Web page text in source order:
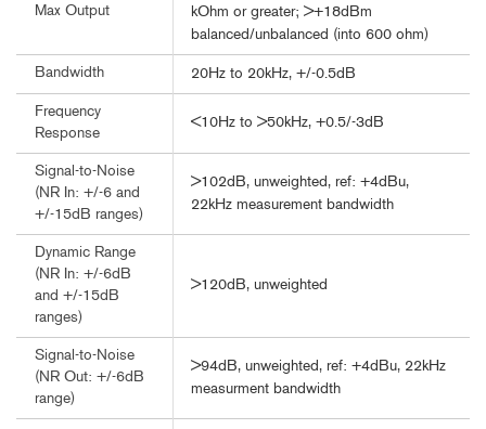
Max Output
kOhm or greater; >+18dBm
balanced/unbalanced (into 600 ohm)
Bandwidth 20Hz to 20kHz, +/-0.5dB
Frequency
Response
<10Hz to >50kHz, +0.5/-3dB
Signal-to-Noise
(NR In: +/-6 and
+/-15dB ranges)
>102dB, unweighted, ref: +4dBu,
22kHz measurement bandwidth
Dynamic Range
(NR In: +/-6dB
and +/-15dB
ranges)
>120dB, unweighted
Signal-to-Noise
(NR Out: +/-6dB
range)
>94dB, unweighted, ref: +4dBu, 22kHz
measurment bandwidth